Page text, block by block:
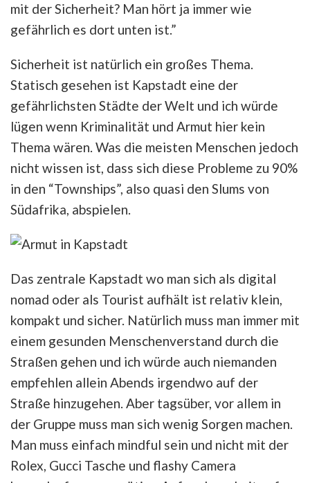
mit der Sicherheit? Man hört ja immer wie
gefährlich es dort unten ist.”
Sicherheit ist natürlich ein großes Thema.
Statisch gesehen ist Kapstadt eine der
gefährlichsten Städte der Welt und ich würde
lügen wenn Kriminalität und Armut hier kein
Thema wären. Was die meisten Menschen jedoch
nicht wissen ist, dass sich diese Probleme zu 90%
in den “Townships”, also quasi den Slums von
Südafrika, abspielen.
Das zentrale Kapstadt wo man sich als digital
nomad oder als Tourist aufhält ist relativ klein,
kompakt und sicher. Natürlich muss man immer mit
einem gesunden Menschenverstand durch die
Straßen gehen und ich würde auch niemanden
empfehlen allein Abends irgendwo auf der
Straße hinzugehen. Aber tagsüber, vor allem in
der Gruppe muss man sich wenig Sorgen machen.
Man muss einfach mindful sein und nicht mit der
Rolex, Gucci Tasche und flashy Camera